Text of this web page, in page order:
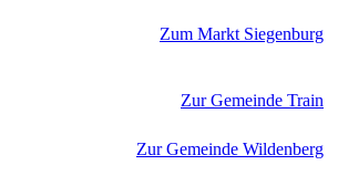
Zum Markt Siegenburg
Zur Gemeinde Train
Zur Gemeinde Wildenberg